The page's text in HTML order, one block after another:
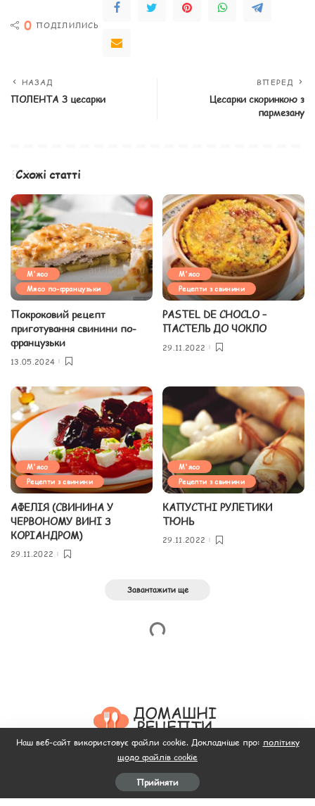
0 ПОДІЛИЛИСЬ
НАЗАД
ПОЛЕНТА З цесарки
ВПЕРЕД
Цесарки скоринкою з
пармезану
Схожі статті
М'ясо
Мясо по-французьки
Покроковий рецепт
приготування свинини по-
французьки
13.05.2024
М'ясо
Рецепти з свинини
PASTEL DE CHOCLO –
ПАСТЕЛЬ ДО ЧОКЛО
29.11.2022
М'ясо
Рецепти з свинини
АФЕЛІЯ (СВИНИНА У
ЧЕРВОНОМУ ВИНІ З
КОРІАНДРОМ)
29.11.2022
М'ясо
Рецепти з свинини
КАПУСТНІ РУЛЕТИКИ
ТЮНЬ
29.11.2022
Завантажити ще
Рецепти салатів
М’ясо
Наш веб-сайт використовує файли cookie. Докладніше про: політику
щодо файлів cookie
Прийняти